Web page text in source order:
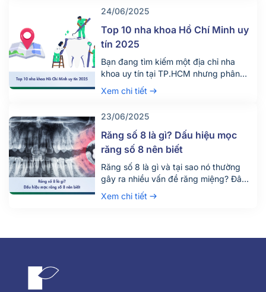
24/06/2025
Top 10 nha khoa Hồ Chí Minh uy
tín 2025
Bạn đang tìm kiếm một địa chỉ nha
khoa uy tín tại TP.HCM nhưng phân
vân giữa hàng trăm phòng khám lớn
nhỏ? Việc lựa chọn đúng nha khoa
còn đảm bảo an toàn, tiết kiệm thời
gian và chi phí. Đừng chỉ dựa vào vị trí
[…]
Xem chi tiết
23/06/2025
Răng số 8 là gì? Dấu hiệu mọc
răng số 8 nên biết
Răng số 8 là gì và tại sao nó thường
gây ra nhiều vấn đề răng miệng? Đây
là câu hỏi được rất nhiều người quan
tâm, đặc biệt là những ai đang bước
mọc cuối cùng trên cung hàm và
Xem chi tiết